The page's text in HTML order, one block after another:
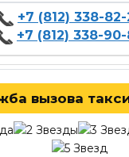
+7 (812) 338-
+7 (812) 338-
вызова